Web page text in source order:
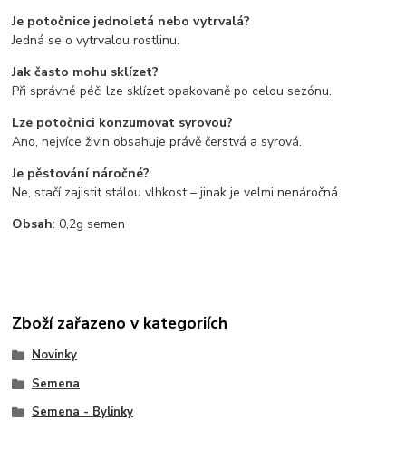
Je potočnice jednoletá nebo vytrvalá?
Jedná se o vytrvalou rostlinu.
Jak často mohu sklízet?
Při správné péči lze sklízet opakovaně po celou sezónu.
Lze potočnici konzumovat syrovou?
Ano, nejvíce živin obsahuje právě čerstvá a syrová.
Je pěstování náročné?
Ne, stačí zajistit stálou vlhkost – jinak je velmi nenáročná.
Obsah: 0,2g semen
Zboží zařazeno v kategoriích
Novinky
Semena
Semena - Bylinky